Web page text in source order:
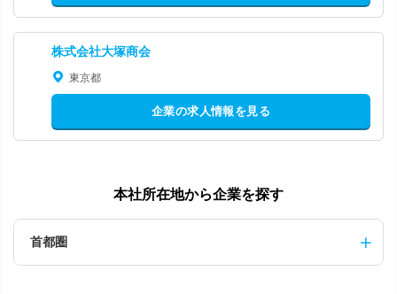
株式会社大塚商会
東京都
企業の求人情報を見る
本社所在地から企業を探す
首都圏